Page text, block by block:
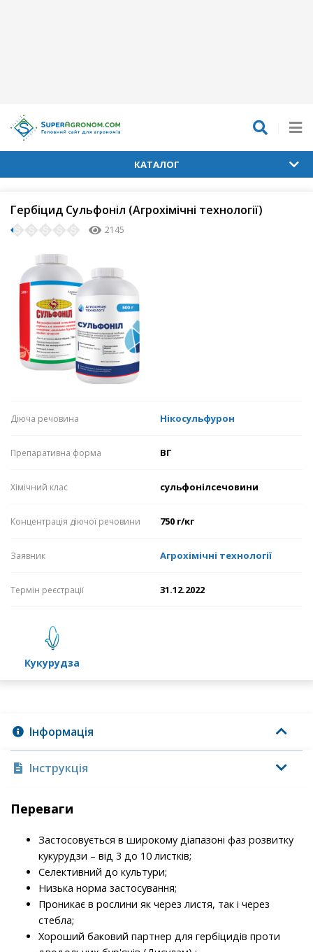
КАТАЛОГ
Гербіцид Сульфоніл (Агрохімічні технології)
2145
Діюча речовина Нікосульфурон
Препаративна форма ВГ
Хімічний клас сульфонілсечовини
Концентрація діючої речовини 750 г/кг
Заявник Агрохімічні технології
Термін реєстрації 31.12.2022
кукурудза
Інформація
Інструкція
Переваги
Застосовується в широкому діапазоні фаз розвитку
кукурудзи – від 3 до 10 листків;
Селективний до культури;
Низька норма застосування;
Проникає в рослини як через листя, так і через
стебла;
Хороший баковий партнер для гербіцидів проти